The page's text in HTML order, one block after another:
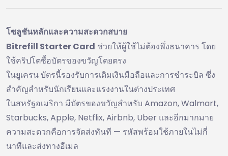
โซลูชันหลักและความสะดวกสบาย
Bitrefill Starter Card ช่วยให้ผู้ใช้ไม่ต้องพึ่งธนาคาร โดย
ใช้คริปโตซื้อบัตรของขวัญโดยตรง
ในยูเครน บัตรนี้รองรับการเติมเงินมือถือและการชำระบิล ซึ่ง
สำคัญสำหรับนักเรียนและแรงงานในต่างประเทศ
ในสหรัฐอเมริกา มีบัตรของขวัญสำหรับ Amazon, Walmart,
Starbucks, Apple, Netflix, Airbnb, Uber และอีกมากมาย
ความสะดวกคือการจัดส่งทันที — รหัสพร้อมใช้ภายในไม่กี่
นาทีและส่งทางอีเมล